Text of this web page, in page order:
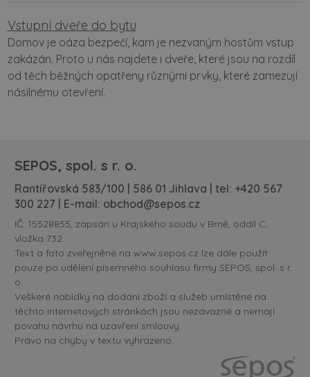
Vstupní dveře do bytu
Domov je oáza bezpečí, kam je nezvaným hostům vstup
zakázán. Proto u nás najdete i dveře, které jsou na rozdíl
od těch běžných opatřeny různými prvky, které zamezují
násilnému otevření.
SEPOS, spol. s r. o.
Rantířovská 583/100 | 586 01 Jihlava | tel: +420 567
300 227 | E-mail: obchod@sepos.cz
IČ: 15528855, zapsán u Krajského soudu v Brně, oddíl C,
vložka 732.
Text a foto zveřejněné na www.sepos.cz lze dále použít
pouze po udělení písemného souhlasu firmy SEPOS, spol. s r.
o.
Veškeré nabídky na dodání zboží a služeb umístěné na
těchto internetových stránkách jsou nezávazné a nemají
povahu návrhu na uzavření smlouvy.
Právo na chyby v textu vyhrazeno.